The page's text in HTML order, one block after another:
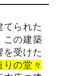
てられた
この建築
を受けた
りの堂々